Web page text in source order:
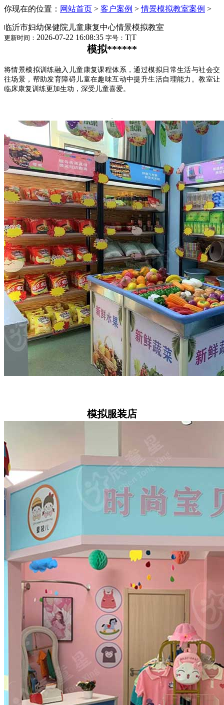
你现在的位置： 网站首页 > 客户案例 >情景模拟教室案例 >
临沂市妇幼保健院儿童康复中心情景模拟教室
更新时间： 2026-07-22 16:08:35 字号： T|T
模拟******
将情景模拟训练融入儿童康复课程体系，通过模拟日常生活与社会交
往场景，帮助发育障碍儿童在趣味互动中提升生活自理能力。教室让
临床康复训练更加生动，深受儿童喜爱。
模拟服装店